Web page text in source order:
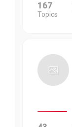
167
Topics